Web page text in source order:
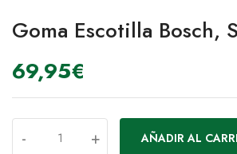
Goma Escotilla Bosch,
69,95€
- + AÑADIR AL